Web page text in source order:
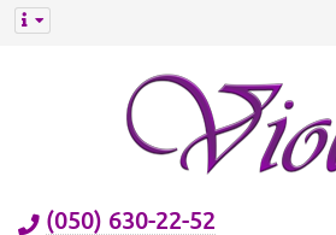
(050) 630-22-52